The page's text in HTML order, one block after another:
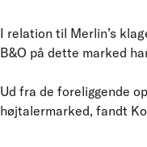
I relation til Merlin’s
B&O på dette marked
Ud fra de foreliggende
højtalermarked, fandt